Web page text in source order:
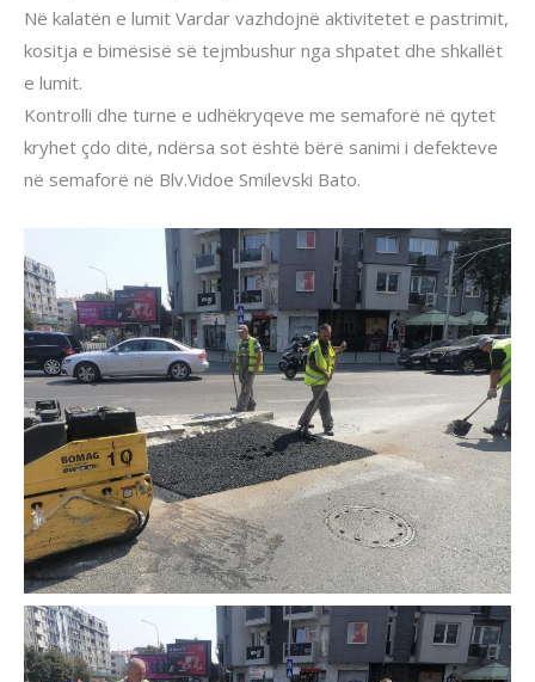
Në kalatën e lumit Vardar vazhdojnë aktivitetet e pastrimit,
kositja e bimësisë së tejmbushur nga shpatet dhe shkallët
e lumit.
Kontrolli dhe turne e udhëkryqeve me semaforë në qytet
kryhet çdo ditë, ndërsa sot është bërë sanimi i defekteve
në semaforë në Blv.Vidoe Smilevski Bato.